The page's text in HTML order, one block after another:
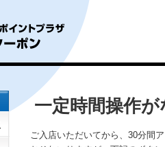
一定時間操作
ご入店いただいてから、30分間